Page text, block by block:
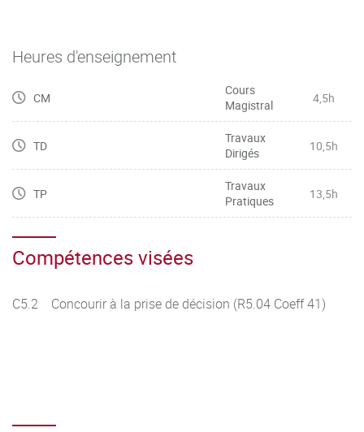
Heures d'enseignement
CM
Cours
Magistral
4,5h
TD
Travaux
Dirigés
10,5h
TP
Travaux
Pratiques
13,5h
Compétences visées
C5.2 Concourir à la prise de décision (R5.04 Coeff 41)